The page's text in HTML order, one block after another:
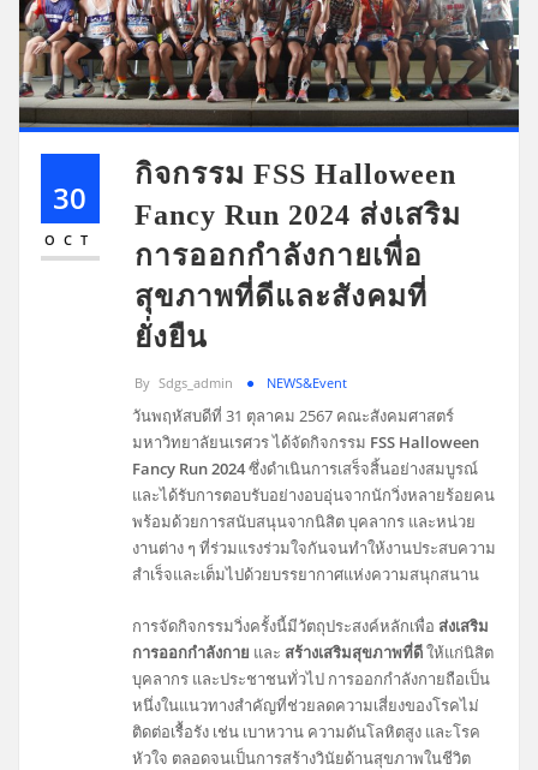
30
OCT
กิจกรรม FSS Halloween
Fancy Run 2024 ส่งเสริม
การออกกำลังกายเพื่อ
สุขภาพที่ดีและสังคมที่
ยั่งยืน
By Sdgs_admin NEWS&Event
วันพฤหัสบดีที่ 31 ตุลาคม 2567 คณะสังคมศาสตร์
มหาวิทยาลัยนเรศวร ได้จัดกิจกรรม FSS Halloween
Fancy Run 2024ซึ่งดำเนินการเสร็จสิ้นอย่างสมบูรณ์
และได้รับการตอบรับอย่างอบอุ่นจากนักวิ่งหลายร้อยคน
พร้อมด้วยการสนับสนุนจากนิสิต บุคลากร และหน่วย
งานต่าง ๆ ที่ร่วมแรงร่วมใจกันจนทำให้งานประสบความ
สำเร็จและเต็มไปด้วยบรรยากาศแห่งความสนุกสนาน
การจัดกิจกรรมวิ่งครั้งนี้มีวัตถุประสงค์หลักเพื่อ ส่งเสริม
การออกกำลังกาย และ สร้างเสริมสุขภาพที่ดีให้แก่นิสิต
บุคลากร และประชาชนทั่วไป การออกกำลังกายถือเป็น
หนึ่งในแนวทางสำคัญที่ช่วยลดความเสี่ยงของโรคไม่
ติดต่อเรื้อรัง เช่น เบาหวาน ความดันโลหิตสูง และโรค
หัวใจ ตลอดจนเป็นการสร้างวินัยด้านสุขภาพในชีวิต